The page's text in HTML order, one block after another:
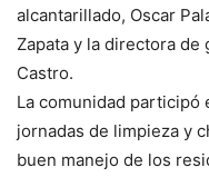
alcantarillado, Oscar
Zapata y la directora de
Castro.
La comunidad participó
jornadas de limpieza y
buen manejo de los